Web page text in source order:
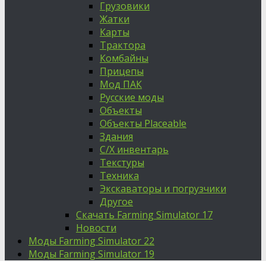
Грузовики
Жатки
Карты
Трактора
Комбайны
Прицепы
Мод ПАК
Русские моды
Объекты
Объекты Placeable
Здания
С/Х инвентарь
Текстуры
Техника
Экскаваторы и погрузчики
Другое
Скачать Farming Simulator 17
Новости
Моды Farming Simulator 22
Моды Farming Simulator 19